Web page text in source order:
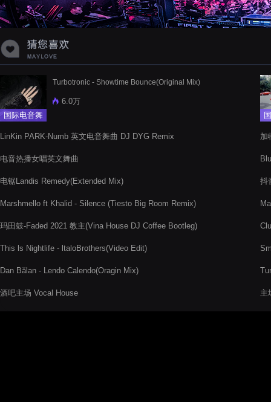
国际电音舞
Turbotronic - Showtime Bounce(Original Mix)
6.0万
LinKin PARK-Numb 英文电音舞曲 DJ DYG Remix
电音热播女唱英文舞曲
电锯Landis Remedy(Extended Mix)
Marshmello ft Khalid - Silence (Tiesto Big Room Remix)
玛田鼓-Faded 2021 教主(Vina House DJ Coffee Bootleg)
This ls Nightlife - ltaloBrothers(Video Edit)
Dan Bălan - Lendo Calendo(Oragin Mix)
酒吧主场 Vocal House
加
抖
主